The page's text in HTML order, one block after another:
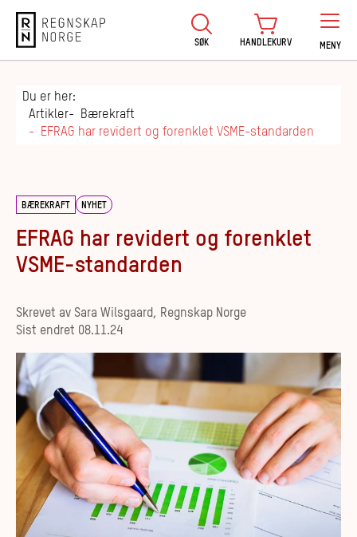
Regnskap Norge
SØK HANDLEKURV MENY
Du er her:
Artikler
Bærekraft
EFRAG har revidert og forenklet VSME-standarden
BÆREKRAFT NYHET
EFRAG har revidert og forenklet
VSME-standarden
Skrevet av Sara Wilsgaard, Regnskap Norge
Sist endret 08.11.24